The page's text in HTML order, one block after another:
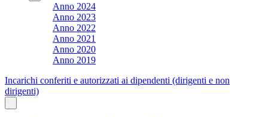
Anno 2024
Anno 2023
Anno 2022
Anno 2021
Anno 2020
Anno 2019
Incarichi conferiti e autorizzati ai dipendenti (dirigenti e non
dirigenti)